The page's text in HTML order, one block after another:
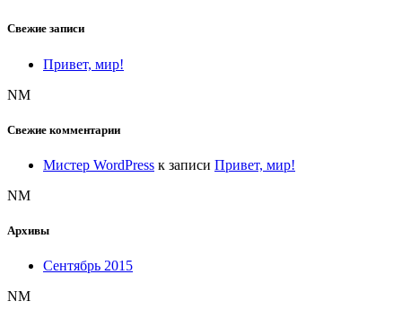
Свежие записи
Привет, мир!
NM
Свежие комментарии
Мистер WordPress к записи Привет, мир!
NM
Архивы
Сентябрь 2015
NM